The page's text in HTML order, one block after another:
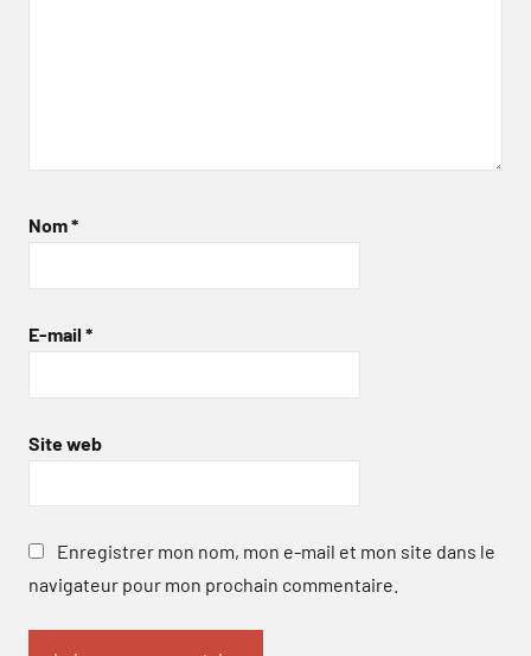
Nom*
E-mail *
Site web
Enregistrer mon nom, mon e-mail et mon site dans le
navigateur pour mon prochain commentaire.